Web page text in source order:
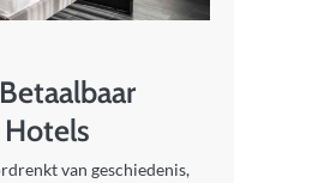
van geschiedenis,